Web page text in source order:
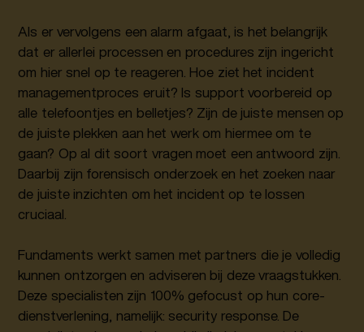
Als er vervolgens een alarm afgaat, is het belangrijk
dat er allerlei processen en procedures zijn ingericht
om hier snel op te reageren. Hoe ziet het incident
managementproces eruit? Is support voorbereid op
alle telefoontjes en belletjes? Zijn de juiste mensen op
de juiste plekken aan het werk om hiermee om te
gaan? Op al dit soort vragen moet een antwoord zijn.
Daarbij zijn forensisch onderzoek en het zoeken naar
de juiste inzichten om het incident op te lossen
cruciaal.
Fundaments werkt samen met partners die je volledig
kunnen ontzorgen en adviseren bij deze vraagstukken.
Deze specialisten zijn 100% gefocust op hun core-
dienstverlening, namelijk: security response. De